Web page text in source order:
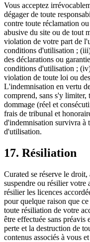
Vous acceptez
dégager de toute
contre toute réclamation
abusive du site ou de tout
violation de votre part de
conditions d'utilisation ;
des déclarations ou
conditions d'utilisation ;
violation de toute loi ou
L'indemnisation en vertu
comprend, sans s'y limiter,
dommage (réel et
frais de tribunal et
d'indemnisation survivra à
d'utilisation.
17. Résiliation
Curated se réserve le
suspendre ou résilier votre
résilier les licences
pour quelque raison que
toute résiliation de votre
être effectuée sans préavis
perte et la destruction de
contenus associés à vous